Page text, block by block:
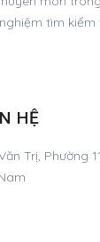
tìm kiếm
HỆ
Trị, Phường